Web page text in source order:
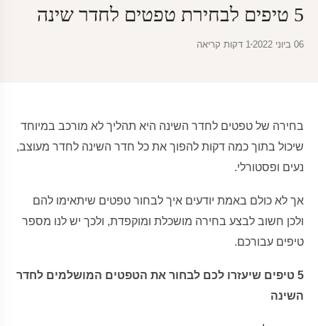
5 טיפים לבחירת טפטים לחדר שינה
06 ביוני 2022 1 דקות קריאה
בחירה של טפטים לחדר השינה היא תהליך לא מורכב במיוחד
שיכול בתוך כמה דקות להפוך את כל חדר השינה לחדר מעוצב,
נעים ופסטורלי.
אך לא כולם באמת יודעים איך לבחור טפטים שיתאימו להם
ולכן חשוב לבצע בחירה מושכלת ומוקפדת, ולכך יש לנו מספר
טיפים עבורכם.
5 טיפים שיעזרו לכם לבחור את הטפטים המושלמים לחדר
השינה